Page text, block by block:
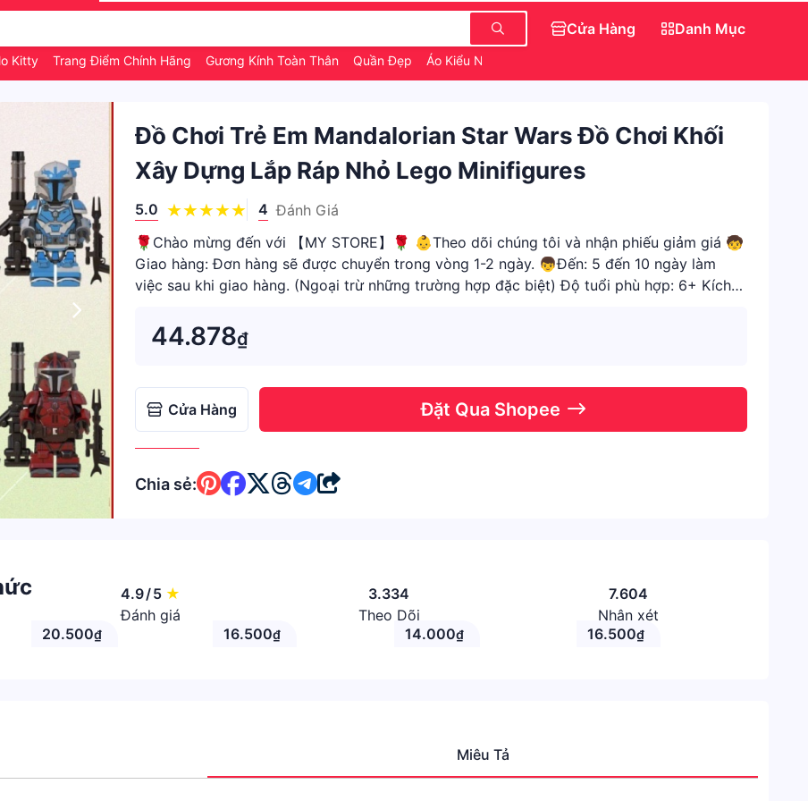
Kitty Trang Điểm Chính Hãng Gương Kính Toàn Thân Quần Đẹp Áo Kiểu Nữ
Cửa Hàng Danh Mục
Đồ Chơi Trẻ Em Mandalorian Star Wars Đồ Chơi Khối
Xây Dựng Lắp Ráp Nhỏ Lego Minifigures
5.0 4 Đánh Giá
🌹Chào mừng đến với 【MY STORE】🌹 👶Theo dõi chúng tôi và nhận phiếu giảm giá 🧒
Giao hàng: Đơn hàng sẽ được chuyển trong vòng 1-2 ngày. 👦Đến: 5 đến 10 ngày làm
việc sau khi giao hàng. (Ngoại trừ những trường hợp đặc biệt) Độ tuổi phù hợp: 6+ Kích
44.878₫
Cửa Hàng Đặt Qua Shopee
Chia sẻ:
4.9/5 ★
Đánh giá
3.334
Theo Dõi
7.604
Nhận xét
20.500₫ 16.500₫ 14.000₫ 16.500₫
Miêu Tả